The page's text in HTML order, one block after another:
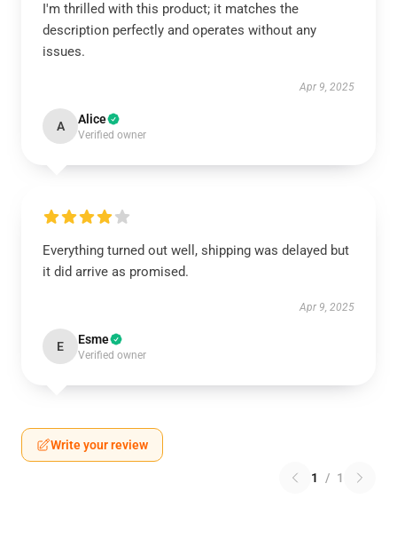
I'm thrilled with this product; it matches the
description perfectly and operates without any
issues.
Apr 9, 2025
A Alice
Verified owner
Everything turned out well, shipping was delayed but
it did arrive as promised.
Apr 9, 2025
E Esme
Verified owner
Write your review
1 / 1